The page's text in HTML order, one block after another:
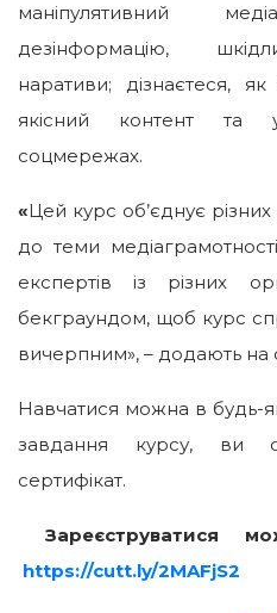
маніпулятивний
дезінформацію,
наративи; дізнаєтеся,
якісний контент та
соцмережах.
«Цей курс об’єднує
до теми
експертів із різних
бекграундом, щоб курс
вичерпним», – додають на
Навчатися можна в будь-
завдання курсу, ви
сертифікат.
Зареєструватися
https://cutt.ly/2MAFjS2